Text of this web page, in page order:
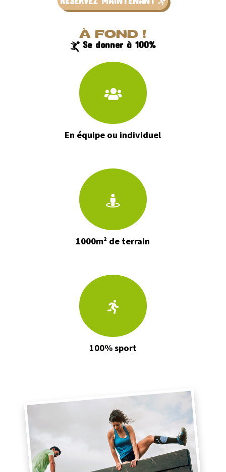
À FOND !
Se donner à 100%
En équipe ou individuel
1000m² de terrain
100% sport